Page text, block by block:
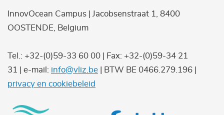
InnovOcean Campus | Jacobsenstraat 1, 8400
OOSTENDE, Belgium
Tel.: +32-(0)59-33 60 00 | Fax: +32-(0)59-34 21
31 | e-mail: info@vliz.be | BTW BE 0466.279.196 |
privacy en cookiebeleid